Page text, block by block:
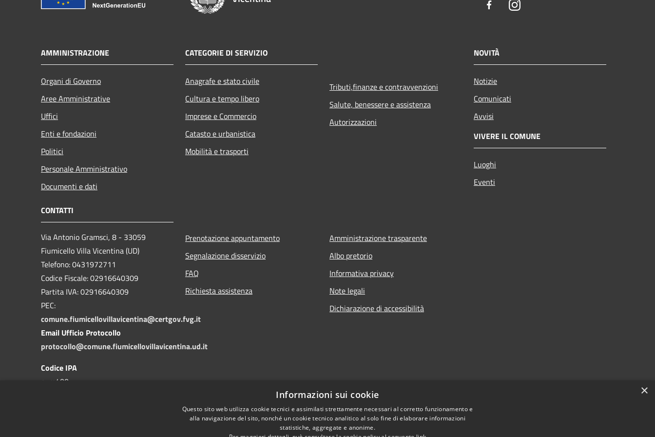
FacebookInstagram
AMMINISTRAZIONE
Organi di Governo
Aree Amministrative
Uffici
Enti e fondazioni
Politici
Personale Amministrativo
Documenti e dati
CATEGORIE DI SERVIZIO
Anagrafe e stato civile
Cultura e tempo libero
Imprese e Commercio
Catasto e urbanistica
Mobilità e trasporti
Tributi,finanze e contravvenzioni
Salute, benessere e assistenza
Autorizzazioni
NOVITÀ
Notizie
Comunicati
Avvisi
VIVERE IL COMUNE
Luoghi
Eventi
CONTATTI
Via Antonio Gramsci, 8 - 33059
Fiumicello Villa Vicentina (UD)
Telefono: 0431972711
Codice Fiscale: 02916640309
Partita IVA: 02916640309
PEC:
comune.fiumicellovillavicentina@certgov.fvg.it
Email Ufficio Protocollo
protocollo@comune.fiumicellovillavicentina.ud.it
Codice IPA
c_m400
Prenotazione appuntamento
Segnalazione disservizio
FAQ
Richiesta assistenza
Amministrazione trasparente
Albo pretorio
Informativa privacy
Note legali
Dichiarazione di accessibilità
×
Informazioni sui cookie
Questo sito web utilizza cookie tecnici e assimilati strettamente necessari al corretto funzionamento e
alla navigazione del sito, nonché un cookie tecnico analitico al solo fine di elaborare informazioni
statistiche, aggregate e anonime.